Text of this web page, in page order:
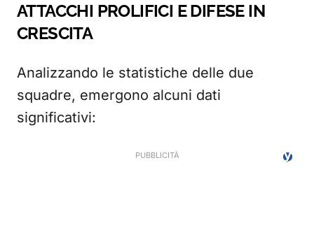
ATTACCHI PROLIFICI E DIFESE IN
CRESCITA
Analizzando le statistiche delle due
squadre, emergono alcuni dati
significativi: